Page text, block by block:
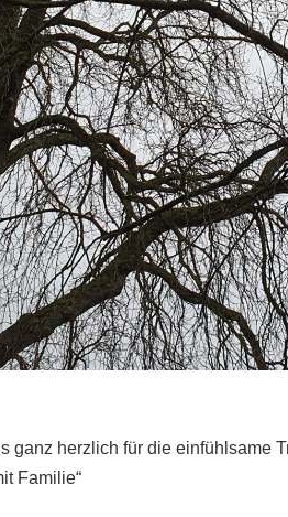
ganz herzlich für die einfühlsame
Familie“